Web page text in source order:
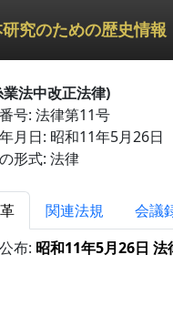
研究のための歴史情報
法中改正法律)
号: 法律第11号
月日: 昭和11年5月26日
形式: 法律
関連法規 会議
公布: 昭和11年5月26日 法